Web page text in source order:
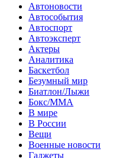
Автоновости
Автособытия
Автоспорт
Автоэксперт
Актеры
Аналитика
Баскетбол
Безумный мир
Биатлон/Лыжи
Бокс/MMA
В мире
В России
Вещи
Военные новости
Гаджеты